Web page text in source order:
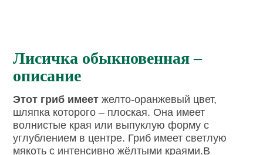
Лисичка обыкновенная –
описание
Этот гриб имеет желто-оранжевый цвет,
шляпка которого – плоская. Она имеет
волнистые края или выпуклую форму с
углублением в центре. Гриб имеет светлую
мякоть с интенсивно жёлтыми краями.В